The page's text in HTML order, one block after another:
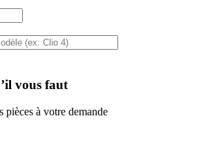
vous faut
pièces à votre demande